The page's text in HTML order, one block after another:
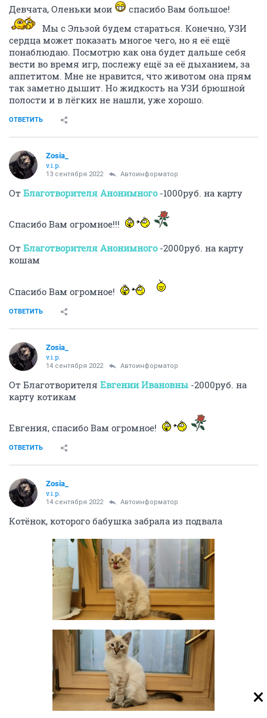
Девчата, Оленьки мои
спасибо Вам большое!
Мы с Эльзой будем стараться. Конечно, УЗИ
сердца может показать многое чего, но я её ещё
понаблюдаю. Посмотрю как она будет дальше себя
вести во время игр, послежу ещё за её дыханием, за
аппетитом. Мне не нравится, что животом она прям
так заметно дышит. Но жидкость на УЗИ брюшной
полости и в лёгких не нашли, уже хорошо.
ОТВЕТИТЬ
Zosia_
v.i.p.
13 сентября 2022 Автоинформатор
От Благотворителя Анонимного -1000руб. на карту
Спасибо Вам огромное!!!
От Благотворителя Анонимного -2000руб. на карту
кошам
Спасибо Вам огромное!
ОТВЕТИТЬ
Zosia_
v.i.p.
14 сентября 2022 Автоинформатор
От Благотворителя Евгении Ивановны -2000руб. на
карту котикам
Евгения, спасибо Вам огромное!
ОТВЕТИТЬ
Zosia_
v.i.p.
14 сентября 2022 Автоинформатор
Котёнок, которого бабушка забрала из подвала